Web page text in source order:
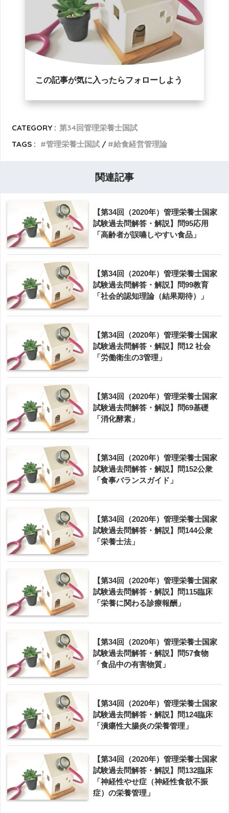
この記事が気に入ったらフォローしよう
CATEGORY : 第34回管理栄養士国試
TAGS :
管理栄養士国試 給食経営管理論
関連記事
【第34回（2020年）管理栄養士国家
試験過去問解答・解説】問95応用
「高齢者が誤嚥しやすい食品」
【第34回（2020年）管理栄養士国家
試験過去問解答・解説】問99教育
「社会的認知理論（結果期待）」
【第34回（2020年）管理栄養士国家
試験過去問解答・解説】問12 社会
「労働衛生の3管理」
【第34回（2020年）管理栄養士国家
試験過去問解答・解説】問69基礎
「消化酵素」
【第34回（2020年）管理栄養士国家
試験過去問解答・解説】問152公衆
「食事バランスガイド」
【第34回（2020年）管理栄養士国家
試験過去問解答・解説】問144公衆
「栄養士法」
【第34回（2020年）管理栄養士国家
試験過去問解答・解説】問115臨床
「栄養に関わる診療報酬」
【第34回（2020年）管理栄養士国家
試験過去問解答・解説】問57食物
「食品中の有害物質」
【第34回（2020年）管理栄養士国家
試験過去問解答・解説】問124臨床
「潰瘍性大腸炎の栄養管理」
【第34回（2020年）管理栄養士国家
試験過去問解答・解説】問132臨床
「神経性やせ症（神経性食欲不振
症）の栄養管理」